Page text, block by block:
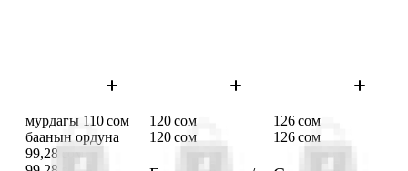
мурдагы 110 сом
баанын ордуна
99,28 сом
120 сом
120 сом
126 сом
126 сом